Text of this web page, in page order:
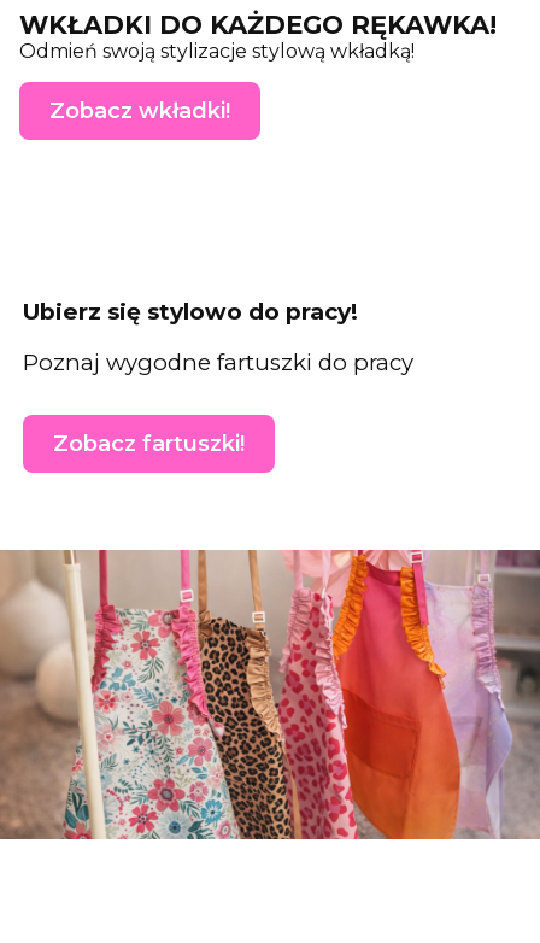
WKŁADKI DO KAŻDEGO RĘKAWKA!
Odmień swoją stylizacje stylową wkładką!
Zobacz wkładki!
Ubierz się stylowo do pracy!
Poznaj wygodne fartuszki do pracy
Zobacz fartuszki!